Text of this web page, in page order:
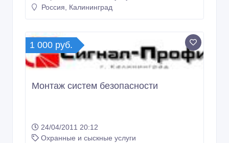
Россия, Калининград
1 000 руб.
Монтаж систем безопасности
24/04/2011 20:12
Охранные и сыскные услуги